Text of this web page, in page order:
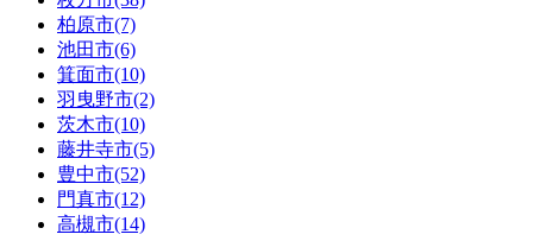
柏原市(7)
池田市(6)
箕面市(10)
羽曳野市(2)
茨木市(10)
藤井寺市(5)
豊中市(52)
門真市(12)
高槻市(14)